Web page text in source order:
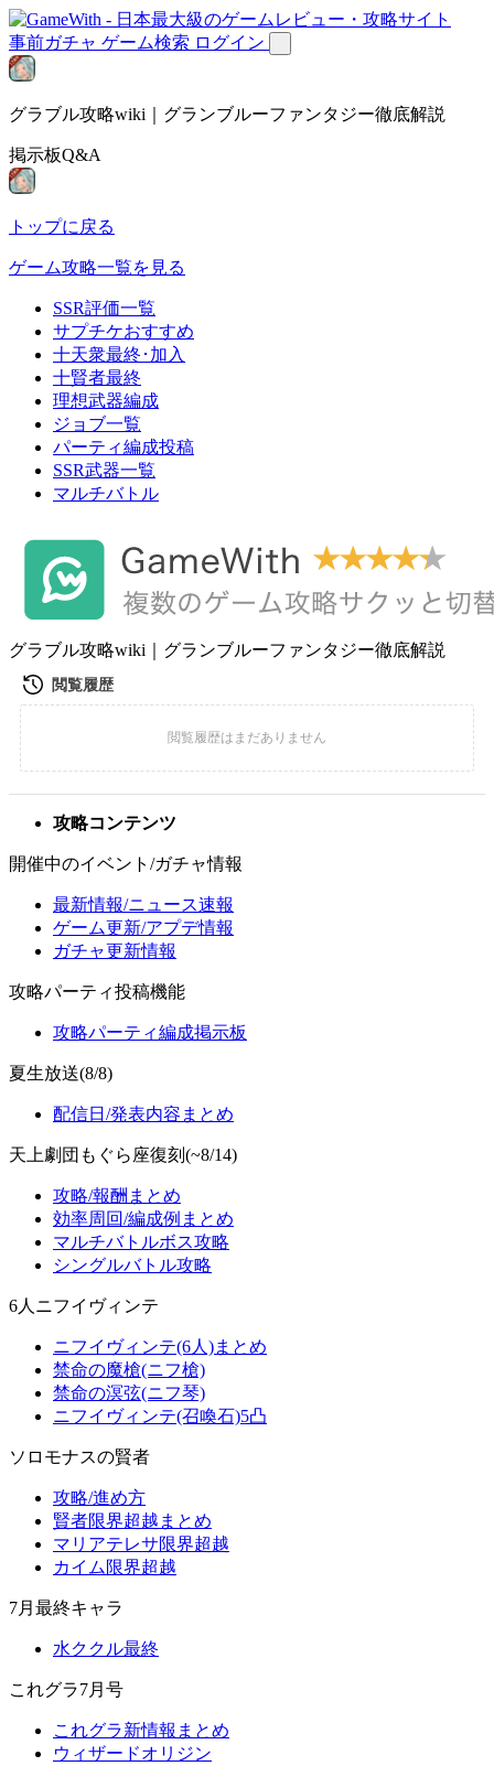
事前ガチャ ゲーム検索 ログイン
グラブル攻略wiki｜グランブルーファンタジー徹底解説
掲示板Q&A
トップに戻る
ゲーム攻略一覧を見る
SSR評価一覧
サプチケおすすめ
十天衆最終･加入
十賢者最終
理想武器編成
ジョブ一覧
パーティ編成投稿
SSR武器一覧
マルチバトル
グラブル攻略wiki｜グランブルーファンタジー徹底解説
攻略コンテンツ
開催中のイベント/ガチャ情報
最新情報/ニュース速報
ゲーム更新/アプデ情報
ガチャ更新情報
攻略パーティ投稿機能
攻略パーティ編成掲示板
夏生放送(8/8)
配信日/発表内容まとめ
天上劇団もぐら座復刻(~8/14)
攻略/報酬まとめ
効率周回/編成例まとめ
マルチバトルボス攻略
シングルバトル攻略
6人ニフイヴィンテ
ニフイヴィンテ(6人)まとめ
禁命の魔槍(ニフ槍)
禁命の溟弦(ニフ琴)
ニフイヴィンテ(召喚石)5凸
ソロモナスの賢者
攻略/進め方
賢者限界超越まとめ
マリアテレサ限界超越
カイム限界超越
7月最終キャラ
水ククル最終
これグラ7月号
これグラ新情報まとめ
ウィザードオリジン